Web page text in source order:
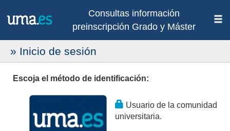
Consultas información
preinscripción Grado y Máster
» Inicio de sesión
Escoja el método de identificación:
Usuario de la comunidad
universitaria.